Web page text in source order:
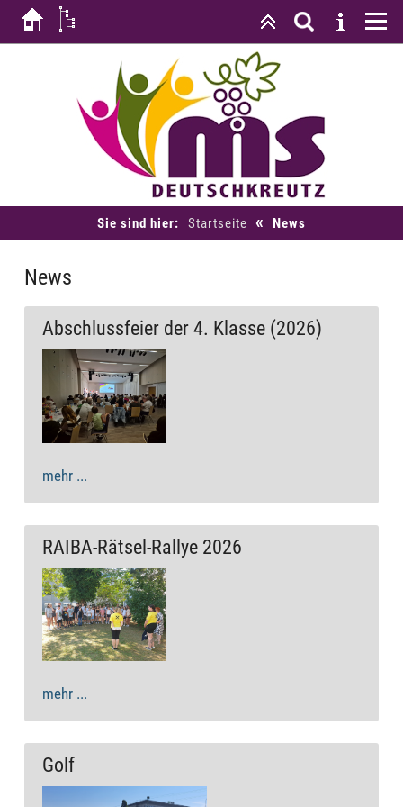
Sie sind hier: Startseite « News
News
Abschlussfeier der 4. Klasse (2026)
mehr ...
RAIBA-Rätsel-Rallye 2026
mehr ...
Golf